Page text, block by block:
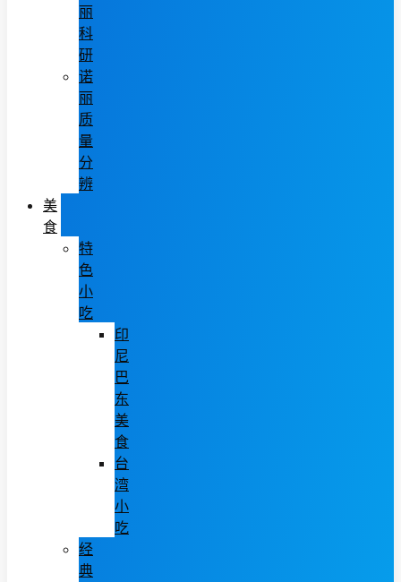
丽
科
研
诺
丽
质
量
分
辨
美
食
特
色
小
吃
印
尼
巴
东
美
食
台
湾
小
吃
经
典